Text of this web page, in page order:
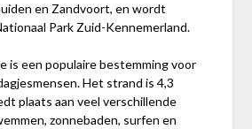
en Zandvoort, en wordt
Park Zuid-Kennemerland.
is een populaire bestemming voor
Het strand is 4,3
plaats aan veel verschillende
zonnebaden, surfen en